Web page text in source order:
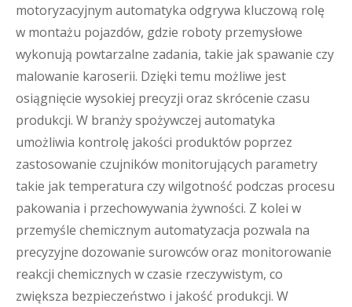
motoryzacyjnym automatyka odgrywa kluczową rolę
w montażu pojazdów, gdzie roboty przemysłowe
wykonują powtarzalne zadania, takie jak spawanie czy
malowanie karoserii. Dzięki temu możliwe jest
osiągnięcie wysokiej precyzji oraz skrócenie czasu
produkcji. W branży spożywczej automatyka
umożliwia kontrolę jakości produktów poprzez
zastosowanie czujników monitorujących parametry
takie jak temperatura czy wilgotność podczas procesu
pakowania i przechowywania żywności. Z kolei w
przemyśle chemicznym automatyzacja pozwala na
precyzyjne dozowanie surowców oraz monitorowanie
reakcji chemicznych w czasie rzeczywistym, co
zwiększa bezpieczeństwo i jakość produkcji. W